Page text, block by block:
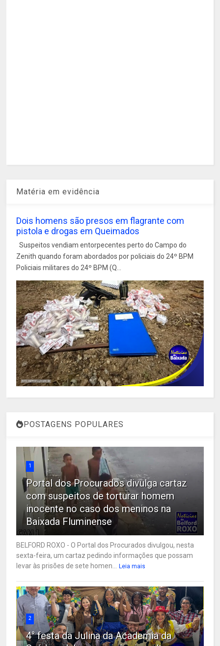
Matéria em evidência
Dois homens são presos em flagrante com
pistola e drogas em Queimados
Suspeitos vendiam entorpecentes perto do Campo do
Zenith quando foram abordados por policiais do 24º BPM
Policiais militares do 24º BPM (Q...
POSTAGENS POPULARES
1
Portal dos Procurados divulga cartaz
com suspeitos de torturar homem
inocente no caso dos meninos na
Baixada Fluminense
BELFORD ROXO - O Portal dos Procurados divulgou, nesta
sexta-feira, um cartaz pedindo informações que possam
levar às prisões de sete homen...
Leia mais
2
4° festa da Julina da Academia da